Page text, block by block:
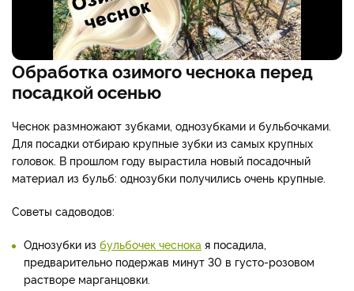
Обработка озимого чеснока перед
посадкой осенью
Чеснок размножают зубками, однозубками и бульбочками.
Для посадки отбираю крупные зубки из самых крупных
головок. В прошлом году вырастила новый посадочный
материал из бульб: однозубки получились очень крупные.
Советы садоводов:
Однозубки из бульбочек чеснока я посадила,
предварительно подержав минут 30 в густо-розовом
растворе марганцовки.